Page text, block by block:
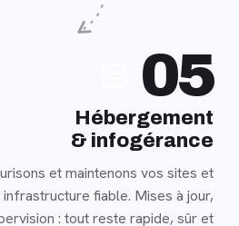
05
Hébergement
& infogérance
et maintenons vos sites et
fiable. Mises à jour,
: tout reste rapide, sûr et